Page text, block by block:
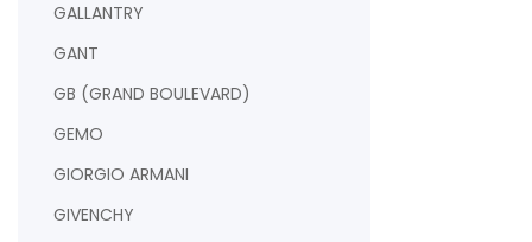
GALLANTRY
GANT
GB (GRAND BOULEVARD)
GEMO
GIORGIO ARMANI
GIVENCHY